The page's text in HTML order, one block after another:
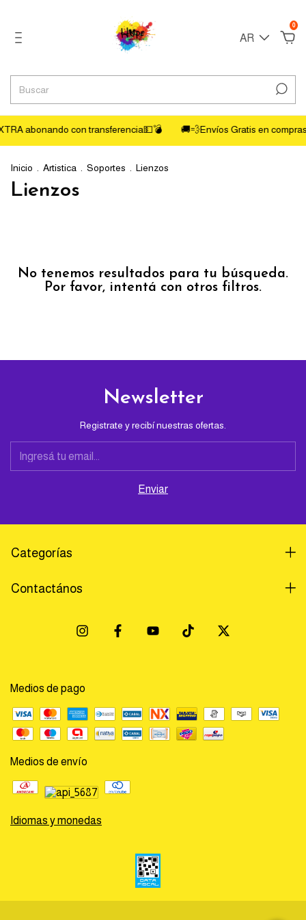
AR
0
abonando con transferencia💵💣 🚚💨Envíos Gratis en
Inicio Artistica Soportes Lienzos
Lienzos
No tenemos resultados para tu búsqueda.
Por favor, intentá con otros filtros.
Newsletter
Registrate y recibí nuestras ofertas.
Categorías
Contactános
Medios de pago
Medios de envío
Idiomas y monedas